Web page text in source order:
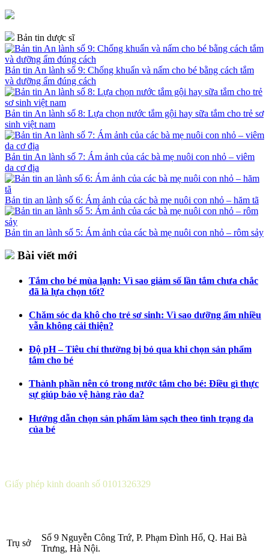
Bản tin dược sĩ
Bản tin An lành số 9: Chống khuẩn và nấm cho bé bằng cách tắm
và dưỡng ẩm đúng cách
Bản tin An lành số 8: Lựa chọn nước tắm gội hay sữa tắm cho trẻ sơ
sinh việt nam
Bản tin An lành số 7: Ám ảnh của các bà mẹ nuôi con nhỏ – viêm
da cơ địa
Bản tin an lành số 6: Ám ảnh của các bà mẹ nuôi con nhỏ – hăm tã
Bản tin an lành số 5: Ám ảnh của các bà mẹ nuôi con nhỏ – rôm sảy
Bài viết mới
Tắm cho bé mùa lạnh: Vì sao giảm số lần tắm chưa chắc
đã là lựa chọn tốt?
Chăm sóc da khô cho trẻ sơ sinh: Vì sao dưỡng ẩm nhiều
vẫn không cải thiện?
Độ pH – Tiêu chí thường bị bỏ qua khi chọn sản phẩm
tắm cho bé
Thành phần nên có trong nước tắm cho bé: Điều gì thực
sự giúp bảo vệ hàng rào da?
Hướng dẫn chọn sản phẩm làm sạch theo tình trạng da
của bé
Giấy phép kinh doanh số 0101326329
Trụ sở
Số 9 Nguyễn Công Trứ, P. Phạm Đình Hổ, Q. Hai Bà
Trưng, Hà Nội.